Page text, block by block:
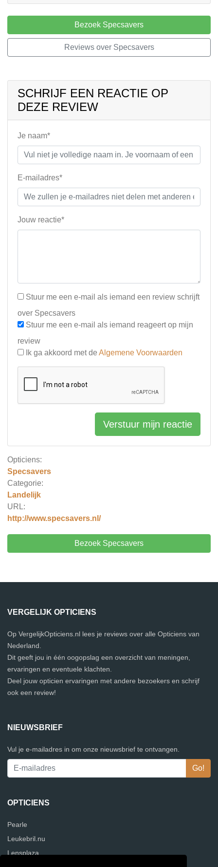
Opticiens:
Specsavers
Categorie:
Landelijk
URL:
http://www.specsavers.nl/
Bezoek Specsavers
Bezoek Specsavers
Reviews over Specsavers
SCHRIJF EEN REACTIE OP
DEZE REVIEW
Je naam*
E-mailadres*
Jouw reactie*
Stuur me een e-mail als iemand een review schrijft
over Specsavers
Stuur me een e-mail als iemand reageert op mijn
review
Ik ga akkoord met de Algemene Voorwaarden
Verstuur mijn reactie
VERGELIJK OPTICIENS
Op VergelijkOpticiens.nl lees je reviews over alle Opticiens van
Nederland.
Dit geeft jou in één oogopslag een overzicht van meningen,
ervaringen en eventuele klachten.
Deel jouw opticien ervaringen met andere bezoekers en schrijf
ook een review!
NIEUWSBRIEF
Vul je e-mailadres in om onze nieuwsbrief te ontvangen.
OPTICIENS
Pearle
Leukebril.nu
Lensplaza